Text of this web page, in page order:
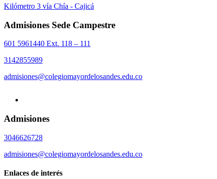
Kilómetro 3 vía Chía - Cajicá
Admisiones Sede Campestre
601 5961440 Ext. 118 – 111
3142855989
admisiones@colegiomayordelosandes.edu.co
Admisiones
3046626728
admisiones@colegiomayordelosandes.edu.co
Enlaces de interés